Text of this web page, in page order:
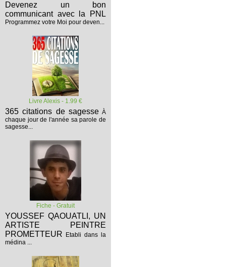
Devenez un bon
communicant avec la PNL
Programmez votre Moi pour deven...
Livre Alexis - 1.99 €
365 citations de sagesse À
chaque jour de l'année sa parole de
sagesse...
Fiche - Gratuit
YOUSSEF QAOUATLI, UN
ARTISTE PEINTRE
PROMETTEUR
Etabli dans la
médina ...